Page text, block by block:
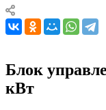
Блок
кВт